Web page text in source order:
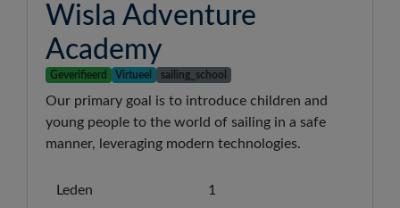
Wisla Adventure
Academy
Geverifieerd Virtueel sailing_school
Our primary goal is to introduce children and
young people to the world of sailing in a safe
manner, leveraging modern technologies.
Leden 1